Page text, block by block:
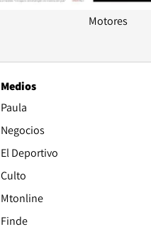
Motores
Medios
Paula
Negocios
El Deportivo
Culto
Mtonline
Finde